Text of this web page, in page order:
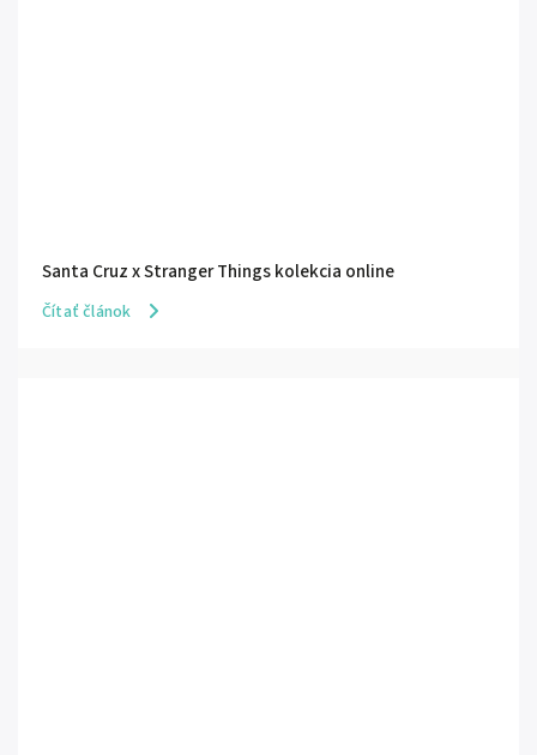
Santa Cruz x Stranger Things kolekcia online
Čítať článok